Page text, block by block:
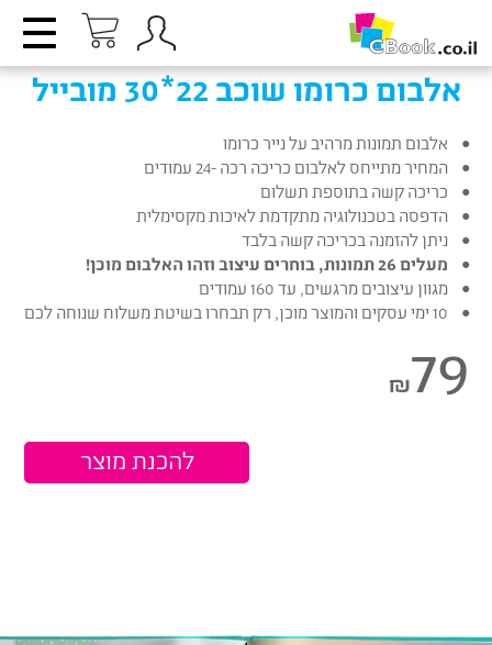
אלבום כרומו שוכב 22*30 מובייל
אלבום תמונות מרהיב על נייר כרומו
המחיר מתייחס לאלבום כריכה רכה -24 עמודים
כריכה קשה בתוספת תשלום
הדפסה בטכנולוגיה מתקדמת לאיכות מקסימלית
ניתן להזמנה בכריכה קשה בלבד
מעלים 26 תמונות, בוחרים עיצוב וזהו האלבום מוכן!
מגוון עיצובים מרגשים, עד 160 עמודים
10 ימי עסקים והמוצר מוכן, רק תבחרו בשיטת משלוח שנוחה לכם
79
₪